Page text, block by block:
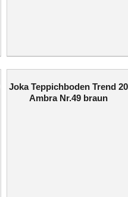
Joka Teppichboden Trend 20
Ambra Nr.49 braun